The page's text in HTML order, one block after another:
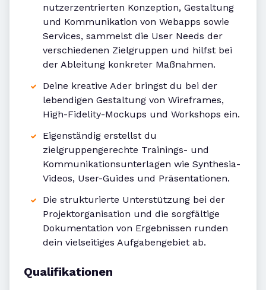
nutzerzentrierten Konzeption, Gestaltung
und Kommunikation von Webapps sowie
Services, sammelst die User Needs der
verschiedenen Zielgruppen und hilfst bei
der Ableitung konkreter Maßnahmen.
Deine kreative Ader bringst du bei der
lebendigen Gestaltung von Wireframes,
High-Fidelity-Mockups und Workshops ein.
Eigenständig erstellst du
zielgruppengerechte Trainings- und
Kommunikationsunterlagen wie Synthesia-
Videos, User-Guides und Präsentationen.
Die strukturierte Unterstützung bei der
Projektorganisation und die sorgfältige
Dokumentation von Ergebnissen runden
dein vielseitiges Aufgabengebiet ab.
Qualifikationen